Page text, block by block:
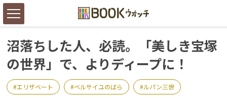
沼落ちした人、必読。「美しき宝塚
の世界」で、よりディープに！
エリザベート ベルサイユのばら ルパン三世